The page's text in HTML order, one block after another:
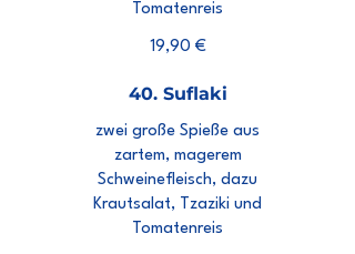
Tomatenreis
19,90 €
40. Suflaki
zwei große Spieße aus
zartem, magerem
Schweinefleisch, dazu
Krautsalat, Tzaziki und
Tomatenreis